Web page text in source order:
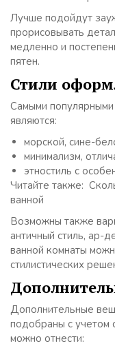
Лучше подойдут
прорисовывать
медленно и
пятен.
Стили
Самыми
являются:
морской, сине-
минимализм,
этностиль с
Читайте также:
ванной
Возможны также
античный стиль, ар-
ванной комнаты
стилистических
Дополнительные
подобраны с учетом
можно отнести: